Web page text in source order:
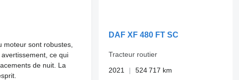
sont robustes,
ce qui
de nuit. La
DAF XF 480 FT SC
Tracteur routier
2021
524 717 km